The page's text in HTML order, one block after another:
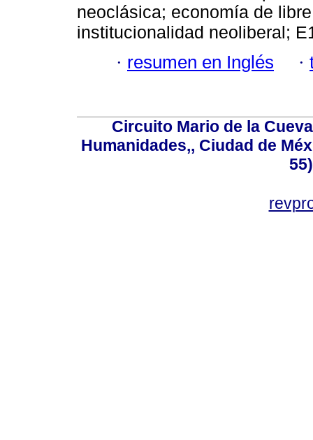
neoclásica; economía de
institucionalidad neoliberal;
· resumen en Inglés ·
Circuito Mario de la
Humanidades,, Ciudad de